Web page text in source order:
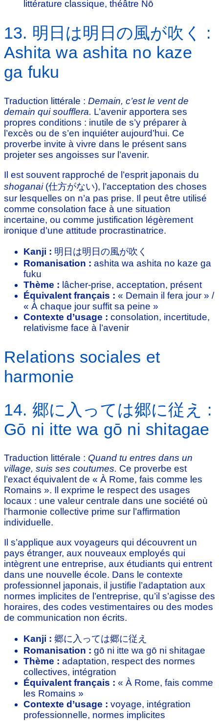
littérature classique, théâtre Nō
13. 明日は明日の風が吹く :
Ashita wa ashita no kaze
ga fuku
Traduction littérale : Demain, c’est le vent de
demain qui soufflera. L’avenir apportera ses
propres conditions : inutile de s’y préparer à
l’excès ou de s’en inquiéter aujourd’hui. Ce
proverbe invite à vivre dans le présent sans
projeter ses angoisses sur l’avenir.
Il est souvent rapproché de l’esprit japonais du
shoganai(仕方がない), l’acceptation des choses
sur lesquelles on n’a pas prise. Il peut être utilisé
comme consolation face à une situation
incertaine, ou comme justification légèrement
ironique d’une attitude procrastinatrice.
Kanji : 明日は明日の風が吹く
Romanisation : ashita wa ashita no kaze ga
fuku
Thème : lâcher-prise, acceptation, présent
Équivalent français : « Demain il fera jour » /
« À chaque jour suffit sa peine »
Contexte d’usage : consolation, incertitude,
relativisme face à l’avenir
Relations sociales et
harmonie
14. 郷に入っては郷に従え :
Gō ni itte wa gō ni shitagae
Traduction littérale : Quand tu entres dans un
village, suis ses coutumes. Ce proverbe est
l’exact équivalent de « À Rome, fais comme les
Romains ». Il exprime le respect des usages
locaux : une valeur centrale dans une société où
l’harmonie collective prime sur l’affirmation
individuelle.
Il s’applique aux voyageurs qui découvrent un
pays étranger, aux nouveaux employés qui
intègrent une entreprise, aux étudiants qui entrent
dans une nouvelle école. Dans le contexte
professionnel japonais, il justifie l’adaptation aux
normes implicites de l’entreprise, qu’il s’agisse des
horaires, des codes vestimentaires ou des modes
de communication non écrits.
Kanji : 郷に入っては郷に従え
Romanisation : gō ni itte wa gō ni shitagae
Thème : adaptation, respect des normes
collectives, intégration
Équivalent français : « À Rome, fais comme
les Romains »
Contexte d’usage : voyage, intégration
professionnelle, normes implicites